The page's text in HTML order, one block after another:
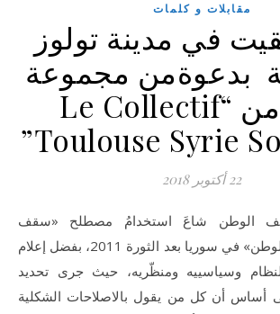
مقابلات و كلمات
في مدينة تولوز
بدعوةمن مجموعة
التضامن “Le Collectif
Toulouse Syrie
22 أكتوبر 2018
الوطن شاعَ استخدامُ مصطلح «سقف
الوطن» في سوريا بعد الثورة 2011، بفضل إعلام
وسياسييه ومنظّريه، حيث جرى تحديد
أساس أن كل من يقول بالاصلاحات الشكلية